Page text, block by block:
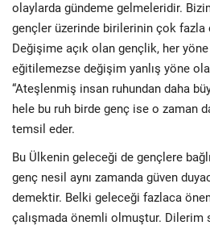
olaylarda gündeme gelmeleridir.
gençler üzerinde birilerinin çok fazla
Değişime açık olan gençlik, her
eğitilemezse değişim yanlış yöne
“Ateşlenmiş insan ruhundan daha
hele bu ruh birde genç ise o zaman
temsil eder.
Bu Ülkenin geleceği de gençlere
genç nesil aynı zamanda güven
demektir. Belki geleceği fazlaca
çalışmada önemli olmuştur. Dilerim